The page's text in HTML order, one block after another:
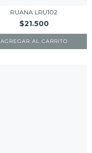
RUANA LRU102
$21.500
AGREGAR AL CARRITO